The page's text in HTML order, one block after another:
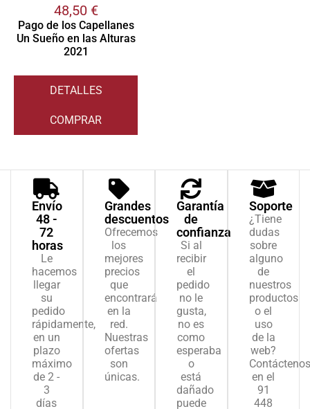
48,50 €
Pago de los Capellanes
Un Sueño en las Alturas
2021
DETALLES
COMPRAR
Envío
48 -
72
horas
Le
hacemos
llegar
su
pedido
rápidamente,
en un
plazo
máximo
de 2 -
3
días
Grandes
descuentos
Ofrecemos
los
mejores
precios
que
encontrará
en la
red.
Nuestras
ofertas
son
únicas.
Garantía
de
confianza
Si al
recibir
el
pedido
no le
gusta,
no es
como
esperaba
o
está
dañado
puede
Soporte
¿Tiene
dudas
sobre
alguno
de
nuestros
productos
o el
uso
de la
web?
Contáctenos
en el
91
448